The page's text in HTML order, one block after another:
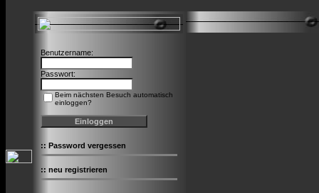
Benutzername:
Passwort:
Beim nächsten Besuch automatisch
einloggen?
:: Password vergessen
:: neu registrieren